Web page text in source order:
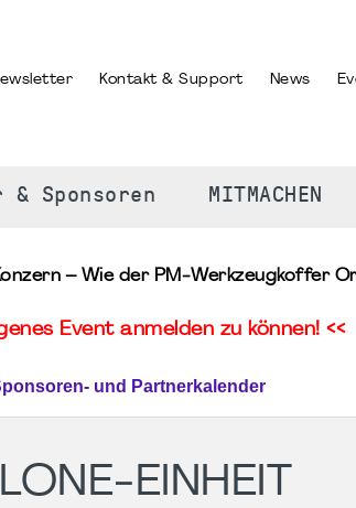
Kontakt & Support News
& Sponsoren MITMACHEN
– Wie der PM‑Werkzeugkoffer
Event anmelden zu können! <<
und Partnerkalender